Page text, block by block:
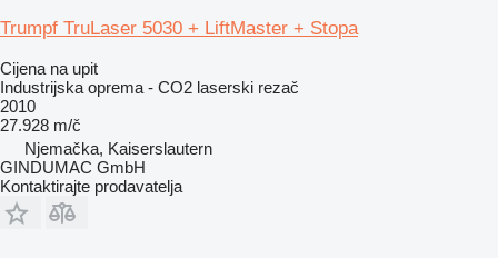
Trumpf TruLaser 5030 + LiftMaster + Stopa
Cijena na upit
Industrijska oprema - CO2 laserski rezač
2010
27.928 m/č
Njemačka, Kaiserslautern
GINDUMAC GmbH
Kontaktirajte prodavatelja